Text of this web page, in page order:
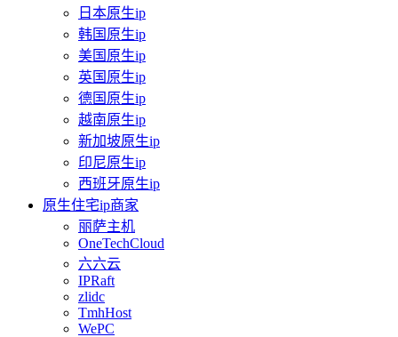
日本原生ip
韩国原生ip
美国原生ip
英国原生ip
德国原生ip
越南原生ip
新加坡原生ip
印尼原生ip
西班牙原生ip
原生住宅ip商家
丽萨主机
OneTechCloud
六六云
IPRaft
zlidc
TmhHost
WePC